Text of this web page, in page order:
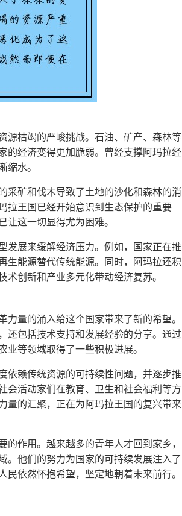
源枯竭的严峻挑战。石油、矿产、森林等
的经济变得更加脆弱。曾经支撑阿玛拉经
水。
采矿和伐木导致了土地的沙化和森林的消
拉王国已经开始意识到生态保护的重要
这一切显得尤为困难。
发展来缓解经济压力。例如，国家正在推
生能源替代传统能源。同时，阿玛拉还积
创新和产业多元化带动经济复苏。
量的涌入给这个国家带来了新的希望。
还包括技术支持和发展经验的分享。通过
等领域取得了一些积极进展。
依赖传统资源的可持续性问题，并逐步推
会活动家们在教育、卫生和社会福利等方
量的汇聚，正在为阿玛拉王国的复兴带来
作用。越来越多的青年人才回到家乡，
。他们的努力为国家的可持续发展注入了
依然怀抱希望，坚定地朝着未来前行。